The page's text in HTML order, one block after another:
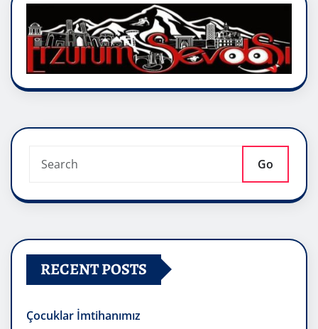
Go
RECENT POSTS
Çocuklar İmtihanımız